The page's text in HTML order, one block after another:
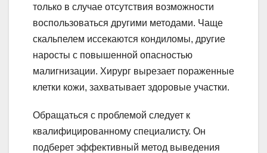
только в случае отсутствия возможности
воспользоваться другими методами. Чаще
скальпелем иссекаются кондиломы, другие
наросты с повышенной опасностью
малигнизации. Хирург вырезает пораженные
клетки кожи, захватывает здоровые участки.
Обращаться с проблемой следует к
квалифицированному специалисту. Он
подберет эффективный метод выведения